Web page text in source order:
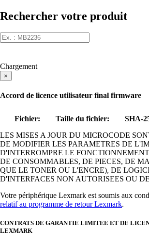
Rechercher votre produit
Chargement
×
Accord de licence utilisateur final firmware
Fichier: Taille du fichier:
SHA-
LES MISES A JOUR DU MICROCODE
DE MODIFIER LES PARAMETRES DE
D'INTERROMPRE LE
DE CONSOMMABLES, DE PIECES, DE
QUE LE TONER OU L'ENCRE), DE
D'INTERFACES NON AUTORISEES OU
Votre périphérique Lexmark est soumis aux
relatif au programme de retour Lexmark.
CONTRATS DE GARANTIE LIMITEE ET DE
LEXMARK